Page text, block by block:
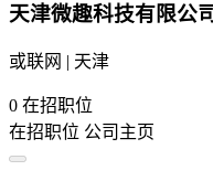
天津微趣科技有限公
或联网 | 天津
0 在招职位
在招职位 公司主页